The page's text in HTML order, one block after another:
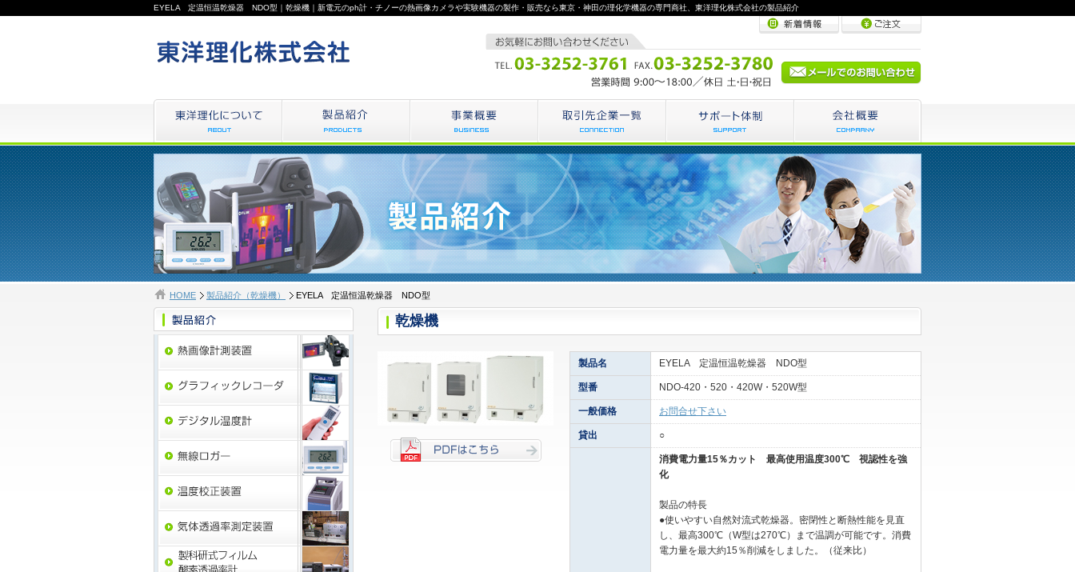
EYELA 定温恒温乾燥器 NDO型｜乾燥機｜新電元のph計・チノーの熱画像カメラや実験機器の製作・販売なら東京・神田の理化学機器の専門商社、東洋理化株式会社の製品紹介
HOME 製品紹介（乾燥機） EYELA 定温恒温乾燥器 NDO型
乾燥機
製品名 EYELA 定温恒温乾燥器 NDO型
型番 NDO-420・520・420W・520W型
一般価格 お問合せ下さい
貸出 ○
消費電力量15％カット 最高使用温度300℃ 視認性を強
化
製品の特長
●使いやすい自然対流式乾燥器。密閉性と断熱性能を見直
し、最高300℃（W型は270℃）まで温調が可能です。消費
電力量を最大約15％削減をしました。（従来比）